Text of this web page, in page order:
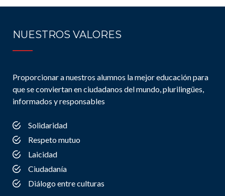
NUESTROS VALORES
Proporcionar a nuestros alumnos la mejor educación para
que se conviertan en ciudadanos del mundo, plurilingües,
informados y responsables
Solidaridad
Respeto mutuo
Laicidad
Ciudadanía
Diálogo entre culturas